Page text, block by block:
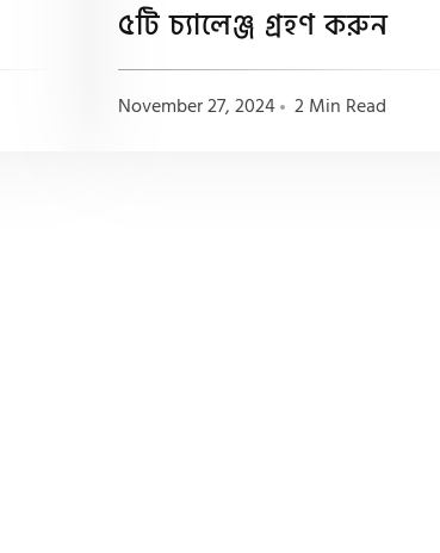
৫টি চ্যালেঞ্জ গ্রহণ করুন
November 27, 2024 2 Min Read